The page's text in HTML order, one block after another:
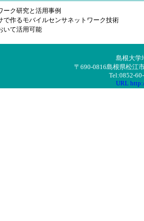
ーク研究と活用事例
で作るモバイルセンサネットワーク技術
いて活用可能
島根大学
〒690-0816島根県松江
Tel:0852-
URL